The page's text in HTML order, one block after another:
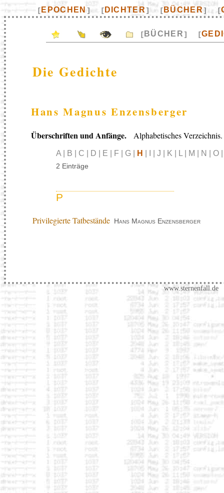
[ EPOCHEN ] [ DICHTER] [ BÜCHER] [
[ BÜCHER] [
Die Gedichte
Hans Magnus Enzensberger
Überschriften und Anfänge. Alphabetisches Verzeichnis.
A | B | C | D | E | F | G | H | I | J | K | L | M | N | O
2 Einträge
P
Privilegierte Tatbestände Hans Magnus Enzensberger
www.sternenfall.de